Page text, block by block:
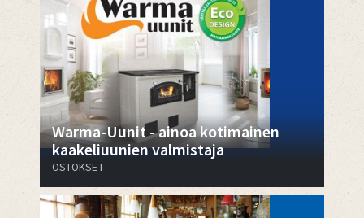
Warma-Uunit - ainoa kotimainen
kaakeliuunien valmistaja
OSTOKSET